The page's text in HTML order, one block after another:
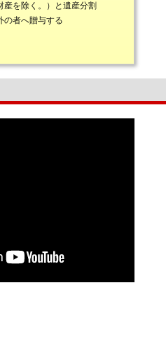
産を除く。）と遺産分割
の者へ贈与する